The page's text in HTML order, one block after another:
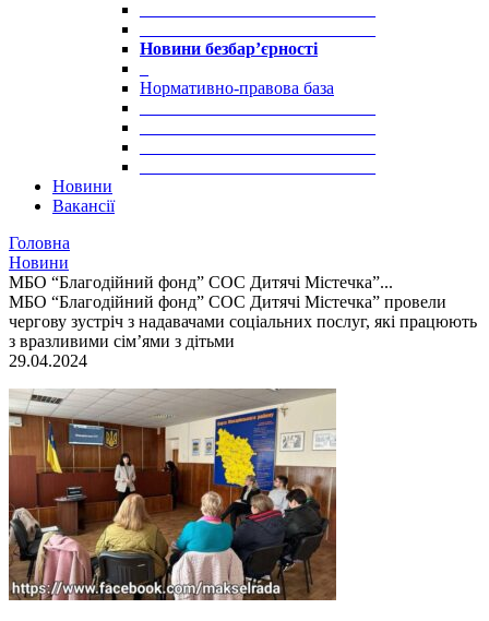
Новини безбар’єрності
Нормативно-правова база
Новини
Вакансії
Головна
Новини
МБО “Благодійний фонд” СОС Дитячі Містечка”...
МБО “Благодійний фонд” СОС Дитячі Містечка” провели
чергову зустріч з надавачами соціальних послуг, які працюють
з вразливими сім’ями з дітьми
29.04.2024